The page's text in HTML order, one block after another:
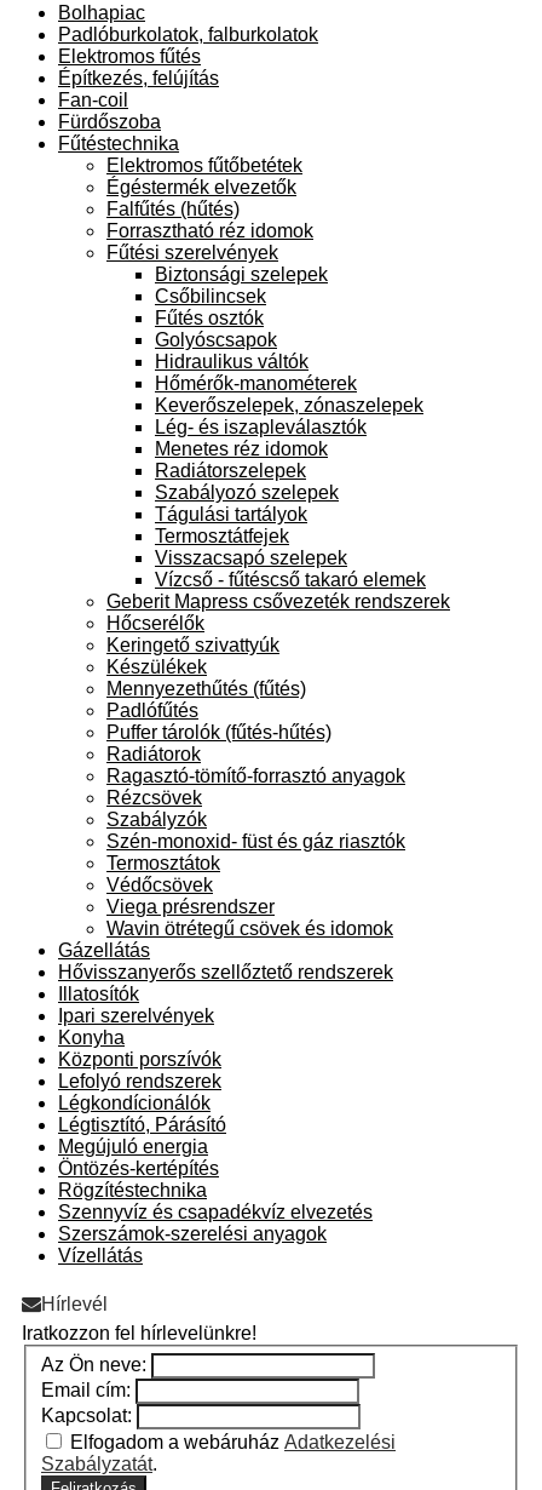
Bolhapiac
Padlóburkolatok, falburkolatok
Elektromos fűtés
Építkezés, felújítás
Fan-coil
Fürdőszoba
Fűtéstechnika
Elektromos fűtőbetétek
Égéstermék elvezetők
Falfűtés (hűtés)
Forrasztható réz idomok
Fűtési szerelvények
Biztonsági szelepek
Csőbilincsek
Fűtés osztók
Golyóscsapok
Hidraulikus váltók
Hőmérők-manométerek
Keverőszelepek, zónaszelepek
Lég- és iszapleválasztók
Menetes réz idomok
Radiátorszelepek
Szabályozó szelepek
Tágulási tartályok
Termosztátfejek
Visszacsapó szelepek
Vízcső - fűtéscső takaró elemek
Geberit Mapress csővezeték rendszerek
Hőcserélők
Keringető szivattyúk
Készülékek
Mennyezethűtés (fűtés)
Padlófűtés
Puffer tárolók (fűtés-hűtés)
Radiátorok
Ragasztó-tömítő-forrasztó anyagok
Rézcsövek
Szabályzók
Szén-monoxid- füst és gáz riasztók
Termosztátok
Védőcsövek
Viega présrendszer
Wavin ötrétegű csövek és idomok
Gázellátás
Hővisszanyerős szellőztető rendszerek
Illatosítók
Ipari szerelvények
Konyha
Központi porszívók
Lefolyó rendszerek
Légkondícionálók
Légtisztító, Párásító
Megújuló energia
Öntözés-kertépítés
Rögzítéstechnika
Szennyvíz és csapadékvíz elvezetés
Szerszámok-szerelési anyagok
Vízellátás
Hírlevél
Iratkozzon fel hírlevelünkre!
Az Ön neve:
Email cím:
Kapcsolat:
Elfogadom a webáruház Adatkezelési
Szabályzatát.